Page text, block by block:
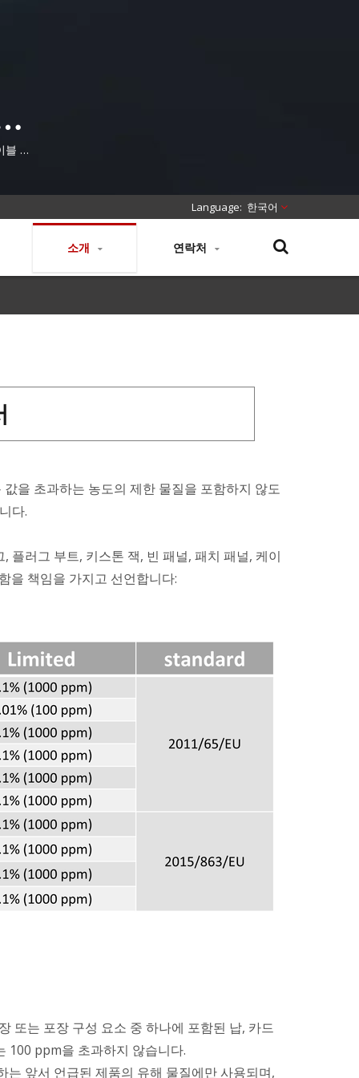
제
한국어
소개 연락처
을 초과하는 농도의 제한 물질을 포함하지 않도
다.
플러그 부트, 키스톤 잭, 빈 패널, 패치 패널, 케이
을 책임을 가지고 선언합니다:
또는 포장 구성 요소 중 하나에 포함된 납, 카드
100 ppm을 초과하지 않습니다.
앞서 언급된 제품의 유해 물질에만 사용되며,